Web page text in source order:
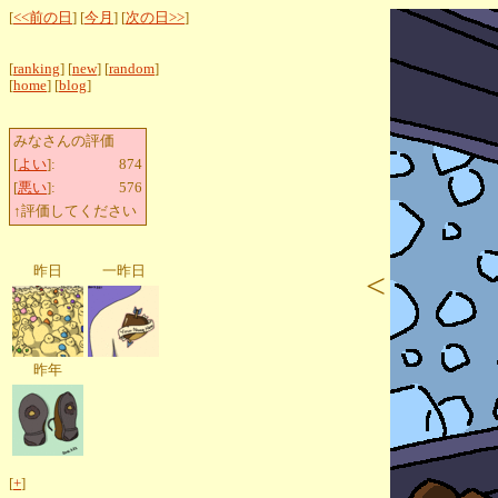
[<<前の日 ] [今月 ] [次の日>>]
[ranking] [new] [random]
[home] [blog]
みなさんの評価
[よい]:
874
[悪い]:
576
↑評価してください
昨日 一昨日
昨年
[+]
<